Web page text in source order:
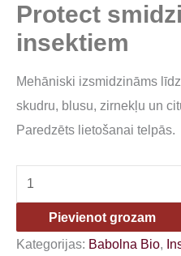
Protect
insektiem
Mehāniski izsmidzināms
skudru, blusu, zirnekļu un
Paredzēts lietošanai telpās.
Pievienot grozam
Kategorijas: Babolna Bio,